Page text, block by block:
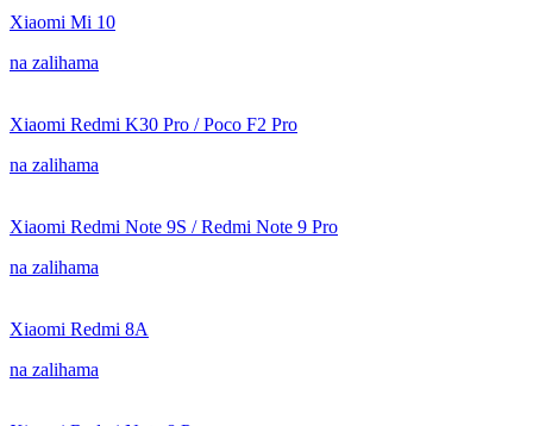
Xiaomi Mi 10
na zalihama
Xiaomi Redmi K30 Pro / Poco F2 Pro
na zalihama
Xiaomi Redmi Note 9S / Redmi Note 9 Pro
na zalihama
Xiaomi Redmi 8A
na zalihama